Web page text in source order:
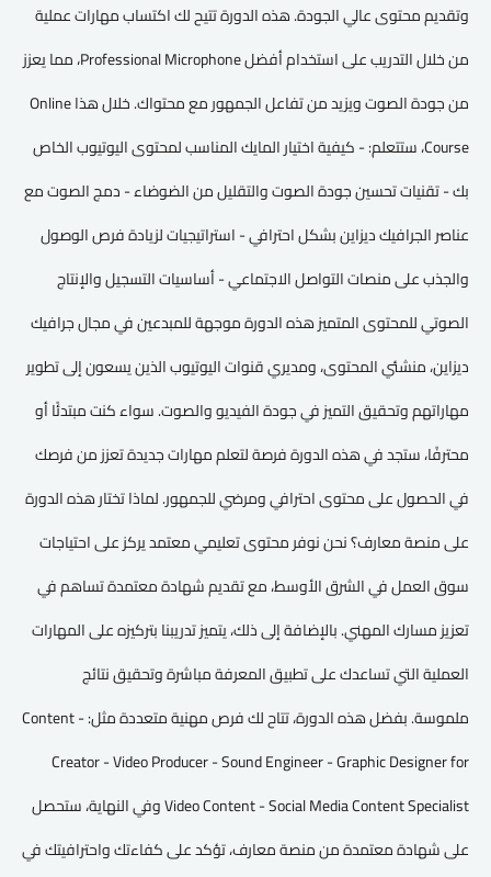
وتقديم محتوى عالي الجودة. هذه الدورة تتيح لك اكتساب مهارات عملية
من خلال التدريب على استخدام أفضل Professional Microphone، مما يعزز
من جودة الصوت ويزيد من تفاعل الجمهور مع محتواك. خلال هذا Online
Course، ستتعلم: - كيفية اختيار المايك المناسب لمحتوى اليوتيوب الخاص
بك - تقنيات تحسين جودة الصوت والتقليل من الضوضاء - دمج الصوت مع
عناصر الجرافيك ديزاين بشكل احترافي - استراتيجيات لزيادة فرص الوصول
والجذب على منصات التواصل الاجتماعي - أساسيات التسجيل والإنتاج
الصوتي للمحتوى المتميز هذه الدورة موجهة للمبدعين في مجال جرافيك
ديزاين، منشئي المحتوى، ومديري قنوات اليوتيوب الذين يسعون إلى تطوير
مهاراتهم وتحقيق التميز في جودة الفيديو والصوت. سواء كنت مبتدئًا أو
محترفًا، ستجد في هذه الدورة فرصة لتعلم مهارات جديدة تعزز من فرصك
في الحصول على محتوى احترافي ومرضي للجمهور. لماذا تختار هذه الدورة
على منصة معارف؟ نحن نوفر محتوى تعليمي معتمد يركز على احتياجات
سوق العمل في الشرق الأوسط، مع تقديم شهادة معتمدة تساهم في
تعزيز مسارك المهني. بالإضافة إلى ذلك، يتميز تدريبنا بتركيزه على المهارات
العملية التي تساعدك على تطبيق المعرفة مباشرة وتحقيق نتائج
ملموسة. بفضل هذه الدورة، تتاح لك فرص مهنية متعددة مثل: - Content
Creator - Video Producer - Sound Engineer - Graphic Designer for
Video Content - Social Media Content Specialist وفي النهاية، ستحصل
على شهادة معتمدة من منصة معارف، تؤكد على كفاءتك واحترافيتك في